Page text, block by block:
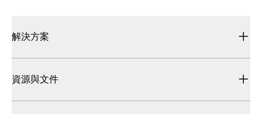
解決方案
資源與文件